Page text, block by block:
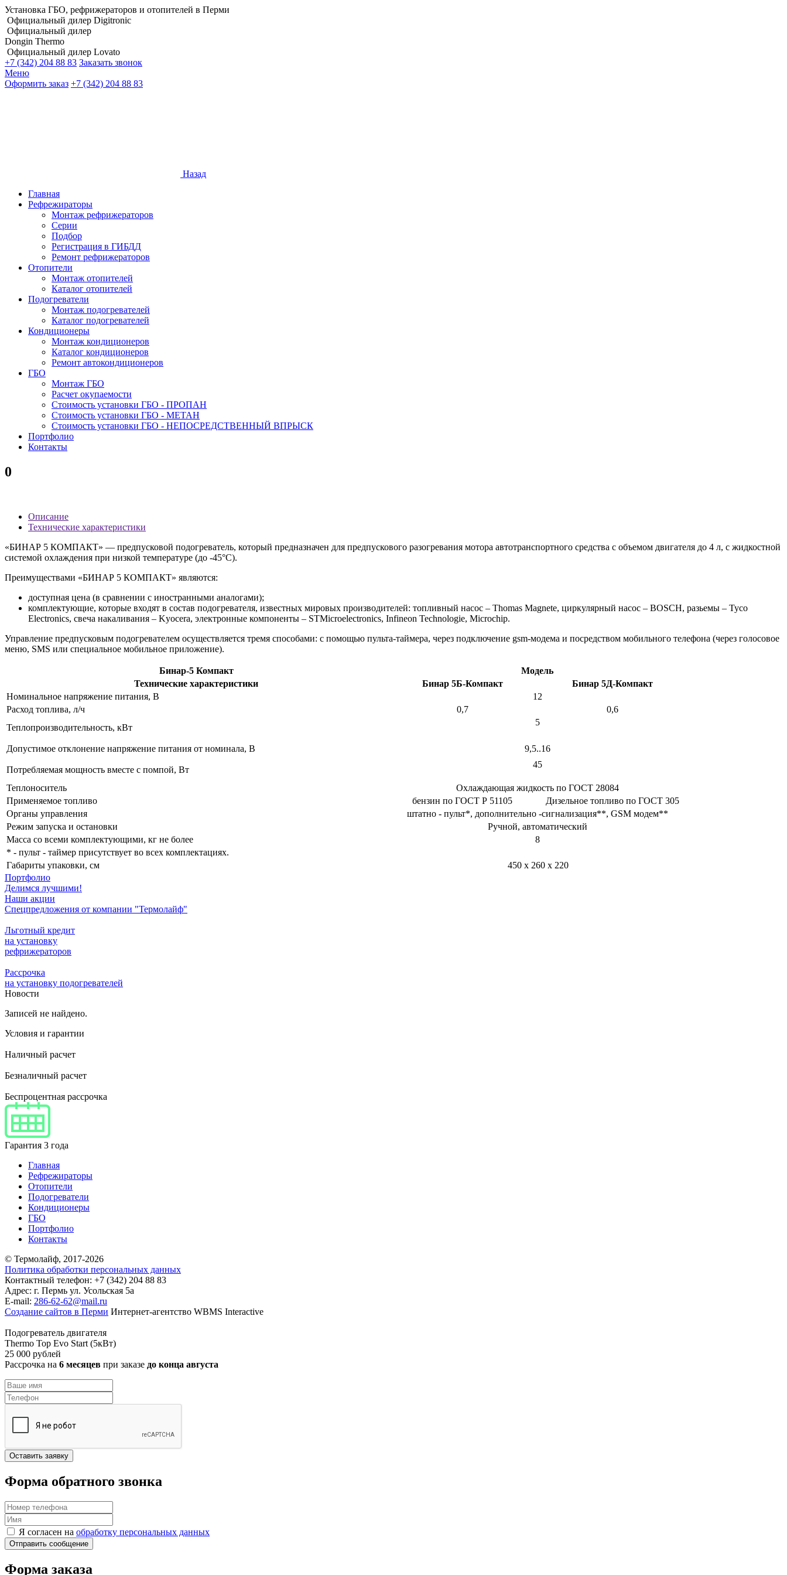
Установка ГБО, рефрижераторов и отопителей в Перми
Официальный дилер Digitronic
Официальный дилер
Dongin Thermo
Официальный дилер Lovato
+7 (342) 204 88 83 Заказать звонок
Меню
Оформить заказ +7 (342) 204 88 83
Назад
Главная
Рефрежираторы
Монтаж рефрижераторов
Серии
Подбор
Регистрация в ГИБДД
Ремонт рефрижераторов
Отопители
Монтаж отопителей
Каталог отопителей
Подогреватели
Монтаж подогревателей
Каталог подогревателей
Кондиционеры
Монтаж кондиционеров
Каталог кондиционеров
Ремонт автокондиционеров
ГБО
Монтаж ГБО
Расчет окупаемости
Стоимость установки ГБО - ПРОПАН
Стоимость установки ГБО - МЕТАН
Стоимость установки ГБО - НЕПОСРЕДСТВЕННЫЙ ВПРЫСК
Портфолио
Контакты
0
Описание
Технические характеристики
«БИНАР 5 КОМПАКТ» — предпусковой подогреватель, который предназначен для предпускового разогревания мотора автотранспортного средства с объемом двигателя до 4 л, с жидкостной
системой охлаждения при низкой температуре (до -45°C).
Преимуществами «БИНАР 5 КОМПАКТ» являются:
доступная цена (в сравнении с иностранными аналогами);
комплектующие, которые входят в состав подогревателя, известных мировых производителей: топливный насос – Thomas Magnete, циркулярный насос – BOSCH, разьемы – Tyco
Electronics, свеча накаливания – Kyocera, электронные компоненты – STMicroelectronics, Infineon Technologie, Microchip.
Управление предпусковым подогревателем осуществляется тремя способами: с помощью пульта-таймера, через подключение gsm-модема и посредством мобильного телефона (через голосовое
меню, SMS или специальное мобильное приложение).
Бинар-5 Компакт
Модель
Технические характеристики
Бинар 5Б-Компакт
Бинар 5Д-Компакт
Номинальное напряжение питания, В
12
Расход топлива, л/ч
0,7
0,6
Теплопроизводительность, кВт
5
Допустимое отклонение напряжение питания от номинала, В 9,5..16
Потребляемая мощность вместе с помпой, Вт
45
Теплоноситель
Охлаждающая жидкость по ГОСТ 28084
Применяемое топливо
бензин по ГОСТ Р 51105
Дизельное топливо по ГОСТ 305
Органы управления
штатно - пульт*, дополнительно -сигнализация**, GSM модем**
Режим запуска и остановки
Ручной, автоматический
Масса со всеми комплектующими, кг не более
8
* - пульт - таймер присутствует во всех комплектациях.
Габариты упаковки, см
450 х 260 х 220
Портфолио
Делимся лучшими!
Наши акции
Спецпредложения от компании "Термолайф"
Льготный кредит
на установку
рефрижераторов
Рассрочка
на установку подогревателей
Новости
Записей не найдено.
Условия и гарантии
Наличный расчет
Безналичный расчет
Беcпроцентная рассрочка
Гарантия 3 года
Главная
Рефрежираторы
Отопители
Подогреватели
Кондиционеры
ГБО
Портфолио
Контакты
© Термолайф, 2017-2026
Политика обработки персональных данных
Контактный телефон: +7 (342) 204 88 83
Адрес: г. Пермь ул. Усольская 5а
E-mail: 286-62-62@mail.ru
Cоздание сайтов в Перми Интернет-агентство WBMS Interactive
Подогреватель двигателя
Thermo Top Evo Start (5кВт)
25 000 рублей
Рассрочка на 6 месяцев при заказе до конца августа
Оставить заявку
Форма обратного звонка
Я согласен на обработку персональных данных
Форма заказа